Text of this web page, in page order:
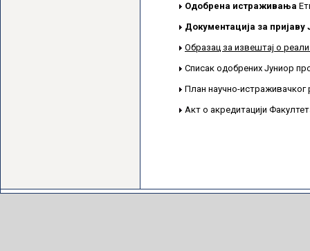
Одобрена истраживања
Документација за
Образац за извештај о
Списак одобрених Јуниор
План научно-истраживачког
Акт о акредитацији